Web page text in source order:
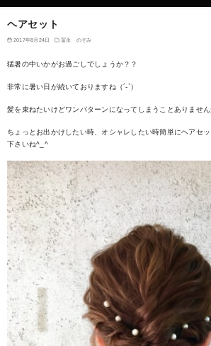
ヘアセット
2017年8月24日 冨永 のぞみ
猛暑の中いかがお過ごしでしょうか？？
非常に暑い日が続いておりますね（´-`）
髪を束ねたいけどワンパターンになってしまうことありません
ちょっとお出かけしたい時、オシャレしたい時簡単にヘアセ
下さいね^_^